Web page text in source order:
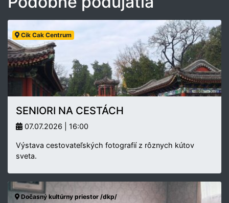
Cik Cak Centrum
SENIORI NA CESTÁCH
07.07.2026 | 16:00
Výstava cestovateľských fotografií z rôznych kútov
sveta.
Dočasný kultúrny priestor /dkp/